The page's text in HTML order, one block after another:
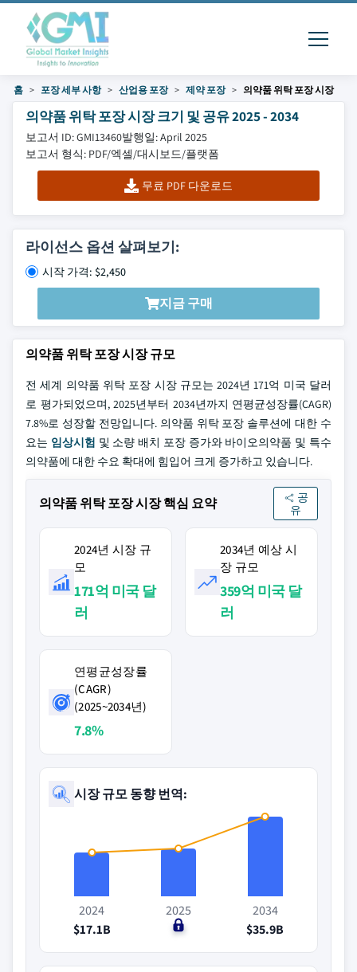
홈 포장 세부 사항 산업용 포장 제약 포장 의약품 위탁 포장 시장
의약품 위탁 포장 시장 크기 및 공유 2025 - 2034
보고서 ID: GMI13460발행일: April 2025
보고서 형식: PDF/엑셀/대시보드/플랫폼
무료 PDF 다운로드
라이선스 옵션 살펴보기:
시작 가격: $2,450
지금 구매
의약품 위탁 포장 시장 규모
전 세계 의약품 위탁 포장 시장 규모는 2024년 171억 미국 달러
로 평가되었으며, 2025년부터 2034년까지 연평균성장률(CAGR)
7.8%로 성장할 전망입니다. 의약품 위탁 포장 솔루션에 대한 수
요는 임상시험 및 소량 배치 포장 증가와 바이오의약품 및 특수
의약품에 대한 수요 확대에 힘입어 크게 증가하고 있습니다.
의약품 위탁 포장 시장 핵심 요약
공
유
2024년 시장 규
모
171억 미국 달
러
2034년 예상 시
장 규모
359억 미국 달
러
연평균성장률
(CAGR)
(2025~2034년)
7.8%
시장 규모 동향 번역:
2024
$17.1B
2025
$0
2034
$35.9B